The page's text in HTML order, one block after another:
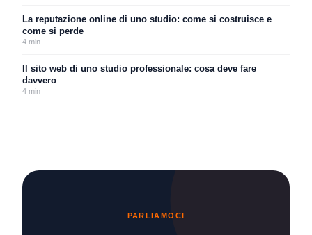
La reputazione online di uno studio: come si costruisce e
come si perde
4 min
Il sito web di uno studio professionale: cosa deve fare
davvero
4 min
PARLIAMOCI